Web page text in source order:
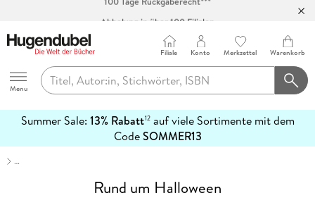
Abholung in über 100 Filialen
Hugendubel
Menu
Filiale Konto Merkzettel Warenkorb
Summer Sale: 13% Rabatt12auf viele Sortimente mit dem
CodeSOMMER13
erfahren
…
Rund um Halloween